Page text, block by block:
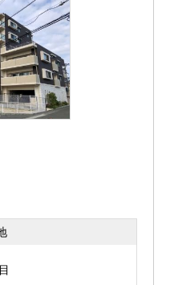
で、快適なマンションラ
の際は日程調整が必要な
）
校／出水南小学校
／出水南中学校
介を行っているため、す
り、
それぞれが心地よく過ご
もちろん、自分好みにリ
たい方にもおすすめ！
がります。
揃い、毎日のお買い物も
店舗も多く、生活利便性